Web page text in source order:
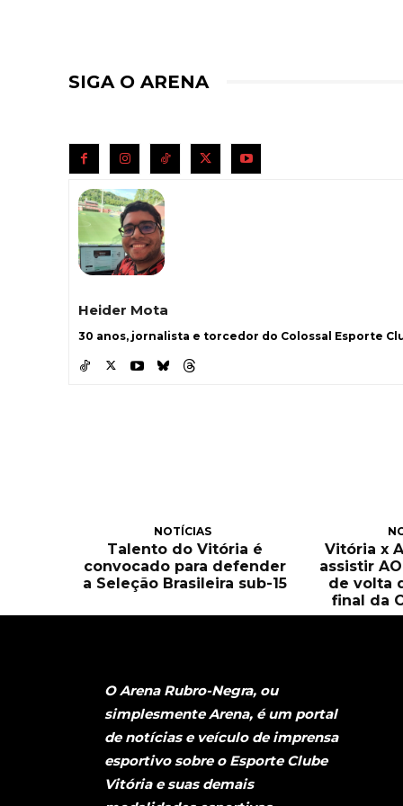
SIGA O ARENA
Heider Mota
30 anos, jornalista e torcedor do Colossal Esporte
NOTÍCIAS
Talento do Vitória é
convocado para defender
a Seleção Brasileira sub-15
Vitória x
assistir
de volta
final da
O Arena Rubro-Negra, ou
simplesmente Arena, é um portal
de notícias e veículo de imprensa
esportivo sobre o Esporte Clube
Vitória e suas demais